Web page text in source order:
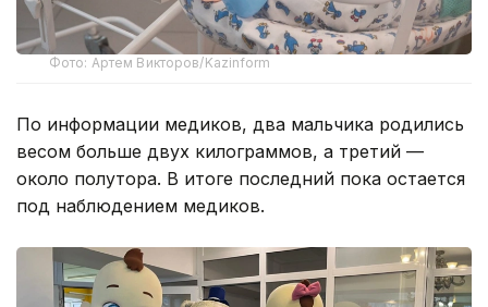
Фото: Артем Викторов/Kazinform
По информации медиков, два мальчика родились
весом больше двух килограммов, а третий —
около полутора. В итоге последний пока остается
под наблюдением медиков.